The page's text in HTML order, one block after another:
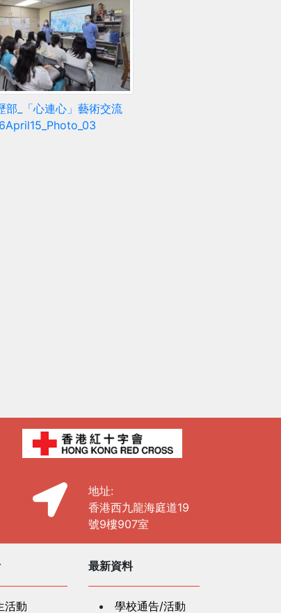
部_「心連心」藝術交流
地址:
香港西九龍海庭道19
號9樓907室
活動
最新資料
學校通告/活動